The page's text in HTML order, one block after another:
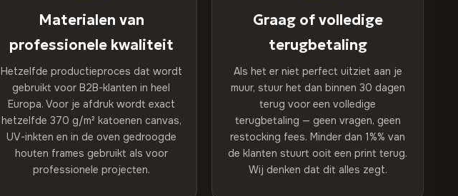
Materialen van
professionele kwaliteit
Hetzelfde productieproces dat wordt
gebruikt voor B2B-klanten in heel
Europa. Voor je afdruk wordt exact
hetzelfde 370 g/m² katoenen canvas,
UV-inkten en in de oven gedroogde
houten frames gebruikt als voor
professionele projecten.
Graag of volledige
terugbetaling
Als het er niet perfect uitziet aan je
muur, stuur het dan binnen 30 dagen
terug voor een volledige
terugbetaling — geen vragen, geen
restocking fees. Minder dan 1%% van
de klanten stuurt ooit een print terug.
Wij denken dat dit alles zegt.